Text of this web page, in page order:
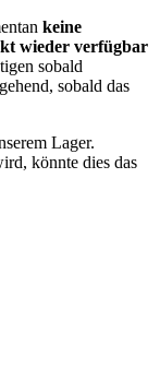
keine
wieder verfügbar
sobald
sobald das
Lager.
könnte dies das